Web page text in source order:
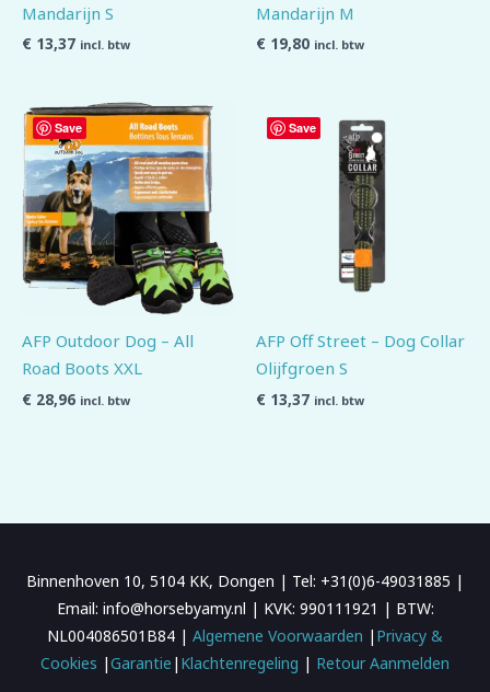
Mandarijn S
€ 13,37 incl. btw
Mandarijn M
€ 19,80 incl. btw
Save
AFP Outdoor Dog – All
Road Boots XXL
€ 28,96 incl. btw
Save
AFP Off Street – Dog Collar
Olijfgroen S
€ 13,37 incl. btw
Binnenhoven 10, 5104 KK, Dongen | Tel: +31(0)6-49031885 |
Email: info@horsebyamy.nl | KVK: 990111921 | BTW:
NL004086501B84 | Algemene Voorwaarden | Privacy &
Cookies |Garantie | Klachtenregeling | Retour Aanmelden